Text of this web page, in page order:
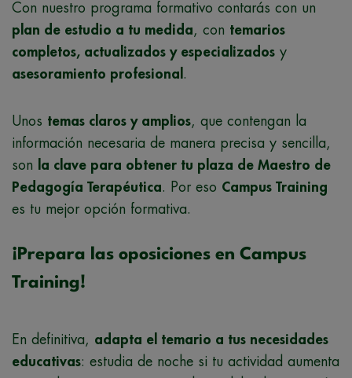
Con nuestro programa formativo contarás con un
plan de estudio a tu medida, con temarios
completos, actualizados y especializados y
asesoramiento profesional .
Unos temas claros y amplios, que contengan la
información necesaria de manera precisa y sencilla,
son
la clave para obtener tu plaza de Maestro de
Pedagogía Terapéutica. Por eso Campus Training
es tu mejor opción formativa.
¡Prepara las oposiciones en Campus
Training!
En definitiva, adapta el temario a tus necesidades
educativas: estudia de noche si tu actividad aumenta